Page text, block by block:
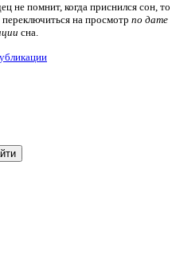
не помнит, когда приснился сон, то
на просмотр по дате
сна.